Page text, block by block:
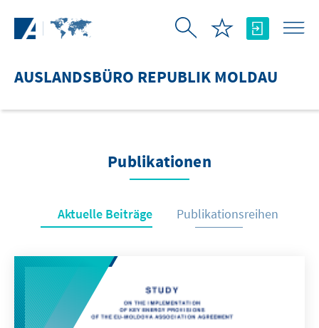
AUSLANDSBÜRO REPUBLIK MOLDAU
Publikationen
Aktuelle Beiträge Publikationsreihen